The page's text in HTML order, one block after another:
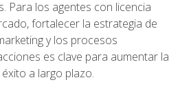
Para los agentes con licencia
fortalecer la estrategia de
y los procesos
es clave para aumentar la
a largo plazo.